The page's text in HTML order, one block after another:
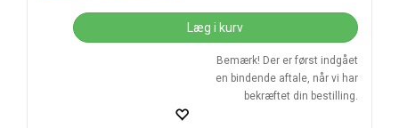
Læg i kurv
Bemærk! Der er først indgået
en bindende aftale, når vi har
bekræftet din bestilling.